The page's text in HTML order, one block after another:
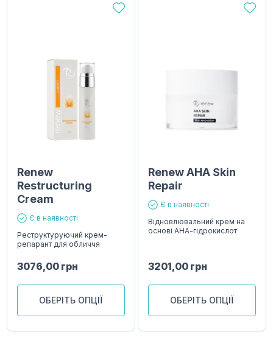
Renew
Restructuring
Cream
Є в наявності
Реструктуруючий крем-
репарант для обличчя
3076,00 грн
ОБЕРІТЬ ОПЦІЇ
Renew AHA Skin
Repair
Є в наявності
Відновлювальний крем на
основі АНА-гідрокислот
3201,00 грн
ОБЕРІТЬ ОПЦІЇ